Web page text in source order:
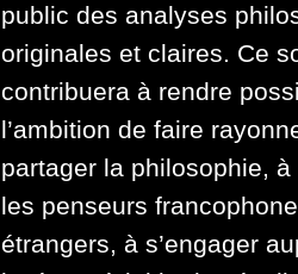
public des analyses
originales et claires. Ce
contribuera à rendre
l’ambition de faire
partager la philosophie,
les penseurs
étrangers, à s’engager